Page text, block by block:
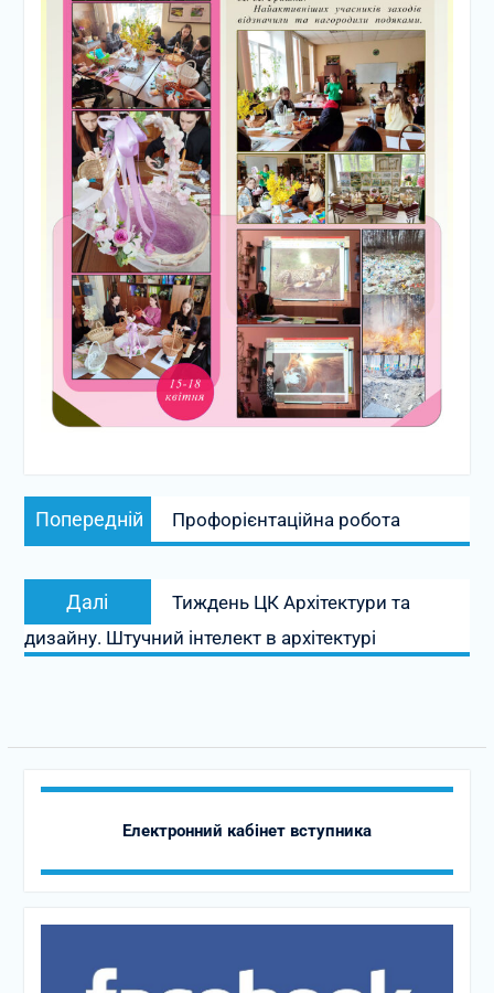
записів
Попередній
Попередній
запис:
Профорієнтаційна робота
Далі
запис:
Тиждень ЦК Архітектури та
дизайну. Штучний інтелект в архітектурі
Електронний кабінет вступника